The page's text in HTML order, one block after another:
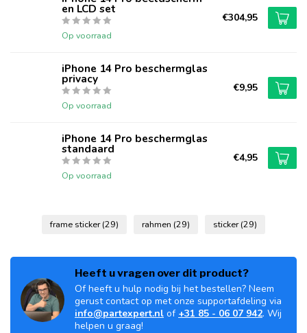
en LCD set
Op voorraad
€304,95
iPhone 14 Pro beschermglas
privacy
Op voorraad
€9,95
iPhone 14 Pro beschermglas
standaard
Op voorraad
€4,95
frame sticker(29) rahmen (29) sticker(29)
Heeft u vragen over dit product?
Of heeft u hulp nodig bij het bestellen? Neem
gerust contact op met onze supportafdeling via
info@partexpert.nl of +31 85 - 06 07 942. Wij
helpen u graag!